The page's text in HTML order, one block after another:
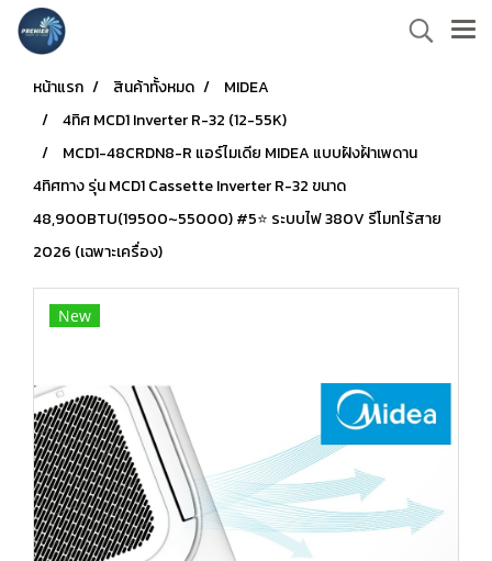
หน้าแรก สินค้าทั้งหมด
MIDEA
4ทิศ MCD1 Inverter R-32 (12-55K)
MCD1-48CRDN8-R แอร์ไมเดีย MIDEA แบบฝังฝ้าเพดาน
4ทิศทาง รุ่น MCD1 Cassette Inverter R-32 ขนาด
48,900BTU(19500~55000) #5⭐ ระบบไฟ 380V รีโมทไร้สาย
2026 (เฉพาะเครื่อง)
New